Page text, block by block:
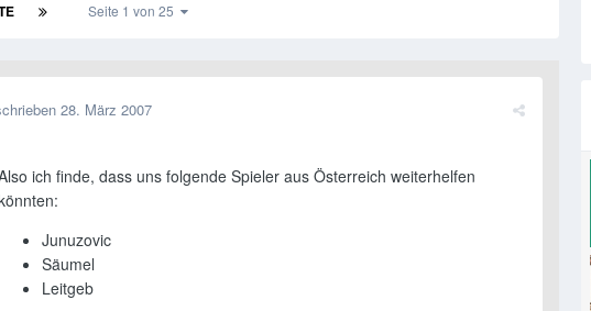
Seite 1 von 25
28. März 2007
ich finde, dass uns folgende Spieler aus Österreich weiterhelfen
Junuzovic
Säumel
Leitgeb